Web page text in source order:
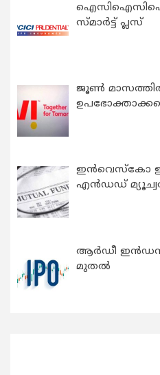
ഐസിഐസിഐ
സ്മാർട്ട് പ്ലസ്
ജൂൺ മാസത്തിൽ
ഉപഭോക്താക്കളെ
ഇന്‍വെസ്കോ
എന്‍ഡഡ്
ആർഡീ
മുതൽ